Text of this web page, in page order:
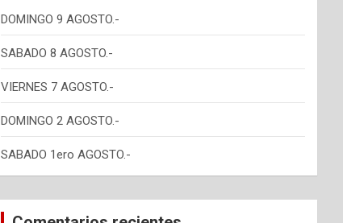
DOMINGO 9 AGOSTO.-
SABADO 8 AGOSTO.-
VIERNES 7 AGOSTO.-
DOMINGO 2 AGOSTO.-
SABADO 1ero AGOSTO.-